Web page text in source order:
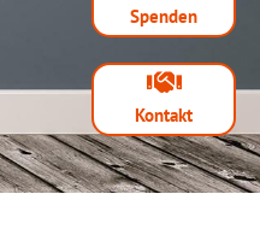
Spenden
Kontakt